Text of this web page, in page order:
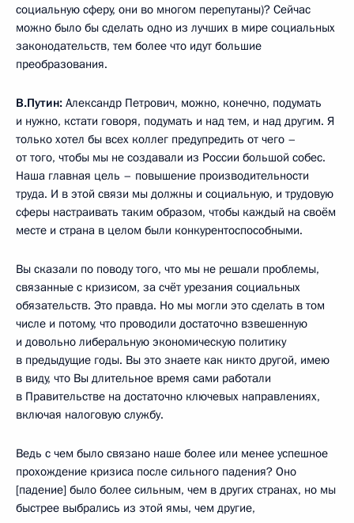
социальную сферу, они во многом перепутаны)? Сейчас
можно было бы сделать одно из лучших в мире социальных
законодательств, тем более что идут большие
преобразования.
В.Путин: Александр Петрович, можно, конечно, подумать
и нужно, кстати говоря, подумать и над тем, и над другим. Я
только хотел бы всех коллег предупредить от чего –
от того, чтобы мы не создавали из России большой собес.
Наша главная цель – повышение производительности
труда. И в этой связи мы должны и социальную, и трудовую
сферы настраивать таким образом, чтобы каждый на своём
месте и страна в целом были конкурентоспособными.
Вы сказали по поводу того, что мы не решали проблемы,
связанные с кризисом, за счёт урезания социальных
обязательств. Это правда. Но мы могли это сделать в том
числе и потому, что проводили достаточно взвешенную
и довольно либеральную экономическую политику
в предыдущие годы. Вы это знаете как никто другой, имею
в виду, что Вы длительное время сами работали
в Правительстве на достаточно ключевых направлениях,
включая налоговую службу.
Ведь с чем было связано наше более или менее успешное
прохождение кризиса после сильного падения? Оно
[падение] было более сильным, чем в других странах, но мы
быстрее выбрались из этой ямы, чем другие,